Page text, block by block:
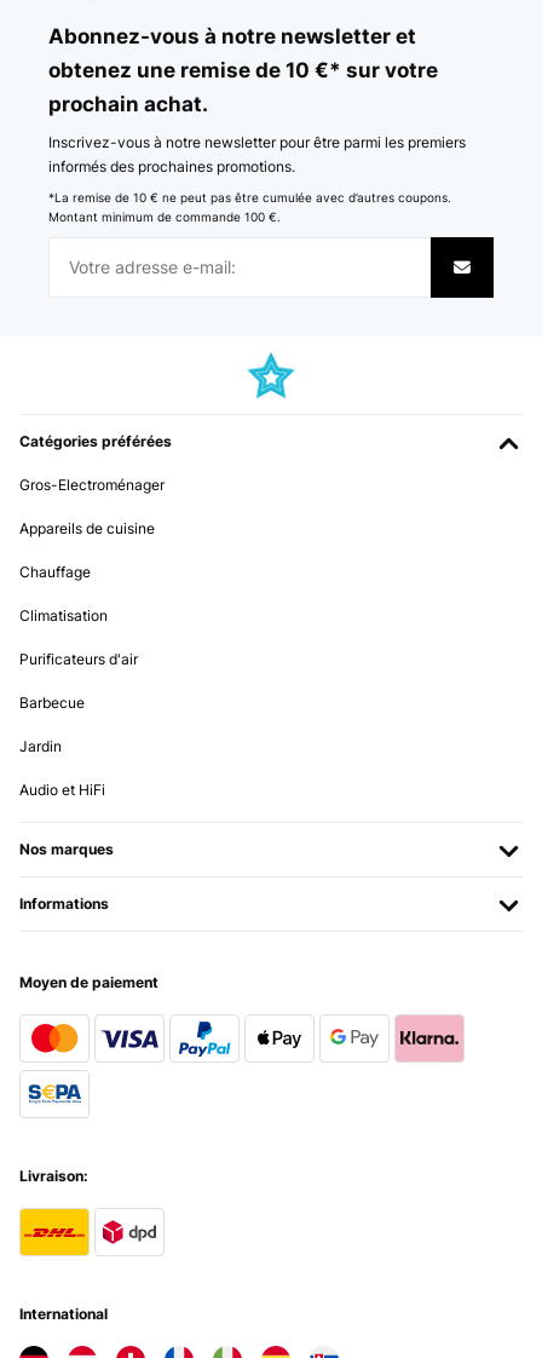
Abonnez-vous à notre newsletter et
obtenez une remise de 10 €* sur votre
prochain achat.
Inscrivez-vous à notre newsletter pour être parmi les premiers
informés des prochaines promotions.
*La remise de 10 € ne peut pas être cumulée avec d’autres coupons.
Montant minimum de commande 100 €.
Catégories préférées
Gros-Electroménager
Appareils de cuisine
Chauffage
Climatisation
Purificateurs d'air
Barbecue
Jardin
Audio et HiFi
Nos marques
Informations
Moyen de paiement
Livraison:
International